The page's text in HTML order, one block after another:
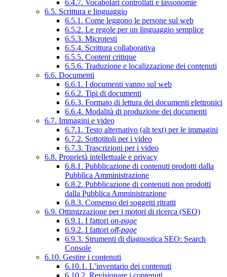
6.4.7. Vocabolari controllati e tassonomie
6.5. Scrittura e linguaggio
6.5.1. Come leggono le persone sul web
6.5.2. Le regole per un linguaggio semplice
6.5.3. Microtesti
6.5.4. Scrittura collaborativa
6.5.5. Content critique
6.5.6. Traduzione e localizzazione dei contenuti
6.6. Documenti
6.6.1. I documenti vanno sul web
6.6.2. Tipi di documenti
6.6.3. Formato di lettura dei documenti elettronici
6.6.4. Modalità di produzione dei documenti
6.7. Immagini e video
6.7.1. Testo alternativo (alt text) per le immagini
6.7.2. Sottotitoli per i video
6.7.3. Trascrizioni per i video
6.8. Proprietà intellettuale e privacy
6.8.1. Pubblicazione di contenuti prodotti dalla
Pubblica Amministrazione
6.8.2. Pubblicazione di contenuti non prodotti
dalla Pubblica Amministrazione
6.8.3. Consenso dei soggetti ritratti
6.9. Ottimizzazione per i motori di ricerca (SEO)
6.9.1. I fattori on-page
6.9.2. I fattori off-page
6.9.3. Strumenti di diagnostica SEO: Search
Console
6.10. Gestire i contenuti
6.10.1. L’inventario dei contenuti
6.10.2. Revisionare i contenuti